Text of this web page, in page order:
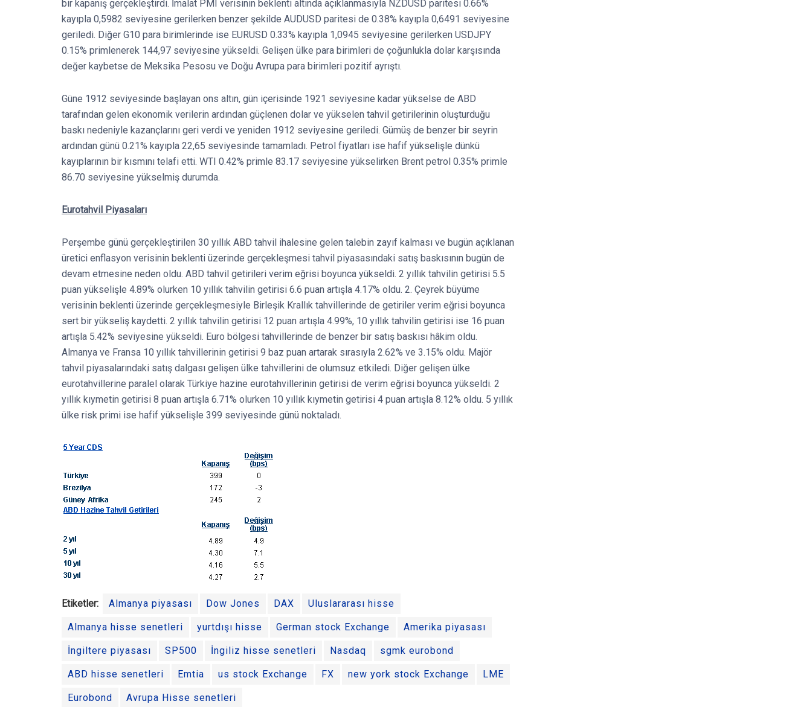
bir kapanış gerçekleştirdi. İmalat PMI verisinin beklenti altında açıklanmasıyla NZDUSD paritesi 0.66%
kayıpla 0,5982 seviyesine gerilerken benzer şekilde AUDUSD paritesi de 0.38% kayıpla 0,6491 seviyesine
geriledi. Diğer G10 para birimlerinde ise EURUSD 0.33% kayıpla 1,0945 seviyesine gerilerken USDJPY
0.15% primlenerek 144,97 seviyesine yükseldi. Gelişen ülke para birimleri de çoğunlukla dolar karşısında
değer kaybetse de Meksika Pesosu ve Doğu Avrupa para birimleri pozitif ayrıştı.
Güne 1912 seviyesinde başlayan ons altın, gün içerisinde 1921 seviyesine kadar yükselse de ABD
tarafından gelen ekonomik verilerin ardından güçlenen dolar ve yükselen tahvil getirilerinin oluşturduğu
baskı nedeniyle kazançlarını geri verdi ve yeniden 1912 seviyesine geriledi. Gümüş de benzer bir seyrin
ardından günü 0.21% kayıpla 22,65 seviyesinde tamamladı. Petrol fiyatları ise hafif yükselişle dünkü
kayıplarının bir kısmını telafi etti. WTI 0.42% primle 83.17 seviyesine yükselirken Brent petrol 0.35% primle
86.70 seviyesine yükselmiş durumda.
Eurotahvil Piyasaları
Perşembe günü gerçekleştirilen 30 yıllık ABD tahvil ihalesine gelen talebin zayıf kalması ve bugün açıklanan
üretici enflasyon verisinin beklenti üzerinde gerçekleşmesi tahvil piyasasındaki satış baskısının bugün de
devam etmesine neden oldu. ABD tahvil getirileri verim eğrisi boyunca yükseldi. 2 yıllık tahvilin getirisi 5.5
puan yükselişle 4.89% olurken 10 yıllık tahvilin getirisi 6.6 puan artışla 4.17% oldu. 2. Çeyrek büyüme
verisinin beklenti üzerinde gerçekleşmesiyle Birleşik Krallık tahvillerinde de getiriler verim eğrisi boyunca
sert bir yükseliş kaydetti. 2 yıllık tahvilin getirisi 12 puan artışla 4.99%, 10 yıllık tahvilin getirisi ise 16 puan
artışla 5.42% seviyesine yükseldi. Euro bölgesi tahvillerinde de benzer bir satış baskısı hâkim oldu.
Almanya ve Fransa 10 yıllık tahvillerinin getirisi 9 baz puan artarak sırasıyla 2.62% ve 3.15% oldu. Majör
tahvil piyasalarındaki satış dalgası gelişen ülke tahvillerini de olumsuz etkiledi. Diğer gelişen ülke
eurotahvillerine paralel olarak Türkiye hazine eurotahvillerinin getirisi de verim eğrisi boyunca yükseldi. 2
yıllık kıymetin getirisi 8 puan artışla 6.71% olurken 10 yıllık kıymetin getirisi 4 puan artışla 8.12% oldu. 5 yıllık
ülke risk primi ise hafif yükselişle 399 seviyesinde günü noktaladı.
Etiketler: Almanya piyasası Dow Jones DAX Uluslararası hisse
Almanya hisse senetleri yurtdışı hisse German stock Exchange Amerika piyasası
İngiltere piyasası SP500 İngiliz hisse senetleri Nasdaq sgmk eurobond
ABD hisse senetleri Emtia us stock Exchange FX new york stock Exchange LME
Eurobond Avrupa Hisse senetleri